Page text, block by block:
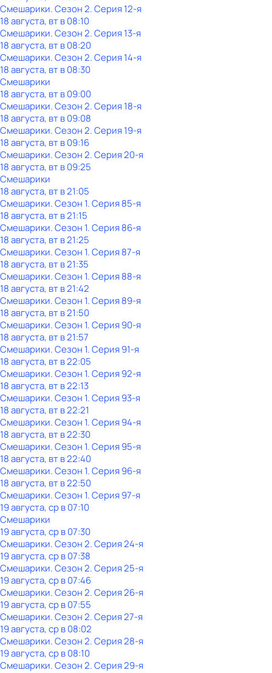
Смешарики. Сезон 2. Серия 12-я
18 августа, вт в 08:10
Смешарики. Сезон 2. Серия 13-я
18 августа, вт в 08:20
Смешарики. Сезон 2. Серия 14-я
18 августа, вт в 08:30
Смешарики
18 августа, вт в 09:00
Смешарики. Сезон 2. Серия 18-я
18 августа, вт в 09:08
Смешарики. Сезон 2. Серия 19-я
18 августа, вт в 09:16
Смешарики. Сезон 2. Серия 20-я
18 августа, вт в 09:25
Смешарики
18 августа, вт в 21:05
Смешарики. Сезон 1. Серия 85-я
18 августа, вт в 21:15
Смешарики. Сезон 1. Серия 86-я
18 августа, вт в 21:25
Смешарики. Сезон 1. Серия 87-я
18 августа, вт в 21:35
Смешарики. Сезон 1. Серия 88-я
18 августа, вт в 21:42
Смешарики. Сезон 1. Серия 89-я
18 августа, вт в 21:50
Смешарики. Сезон 1. Серия 90-я
18 августа, вт в 21:57
Смешарики. Сезон 1. Серия 91-я
18 августа, вт в 22:05
Смешарики. Сезон 1. Серия 92-я
18 августа, вт в 22:13
Смешарики. Сезон 1. Серия 93-я
18 августа, вт в 22:21
Смешарики. Сезон 1. Серия 94-я
18 августа, вт в 22:30
Смешарики. Сезон 1. Серия 95-я
18 августа, вт в 22:40
Смешарики. Сезон 1. Серия 96-я
18 августа, вт в 22:50
Смешарики. Сезон 1. Серия 97-я
19 августа, ср в 07:10
Смешарики
19 августа, ср в 07:30
Смешарики. Сезон 2. Серия 24-я
19 августа, ср в 07:38
Смешарики. Сезон 2. Серия 25-я
19 августа, ср в 07:46
Смешарики. Сезон 2. Серия 26-я
19 августа, ср в 07:55
Смешарики. Сезон 2. Серия 27-я
19 августа, ср в 08:02
Смешарики. Сезон 2. Серия 28-я
19 августа, ср в 08:10
Смешарики. Сезон 2. Серия 29-я